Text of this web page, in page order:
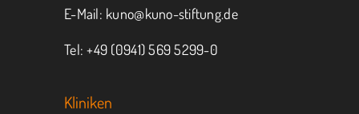
E-Mail: kuno@kuno-stiftung.de
Tel: +49 (0941) 569 5299-0
Kliniken